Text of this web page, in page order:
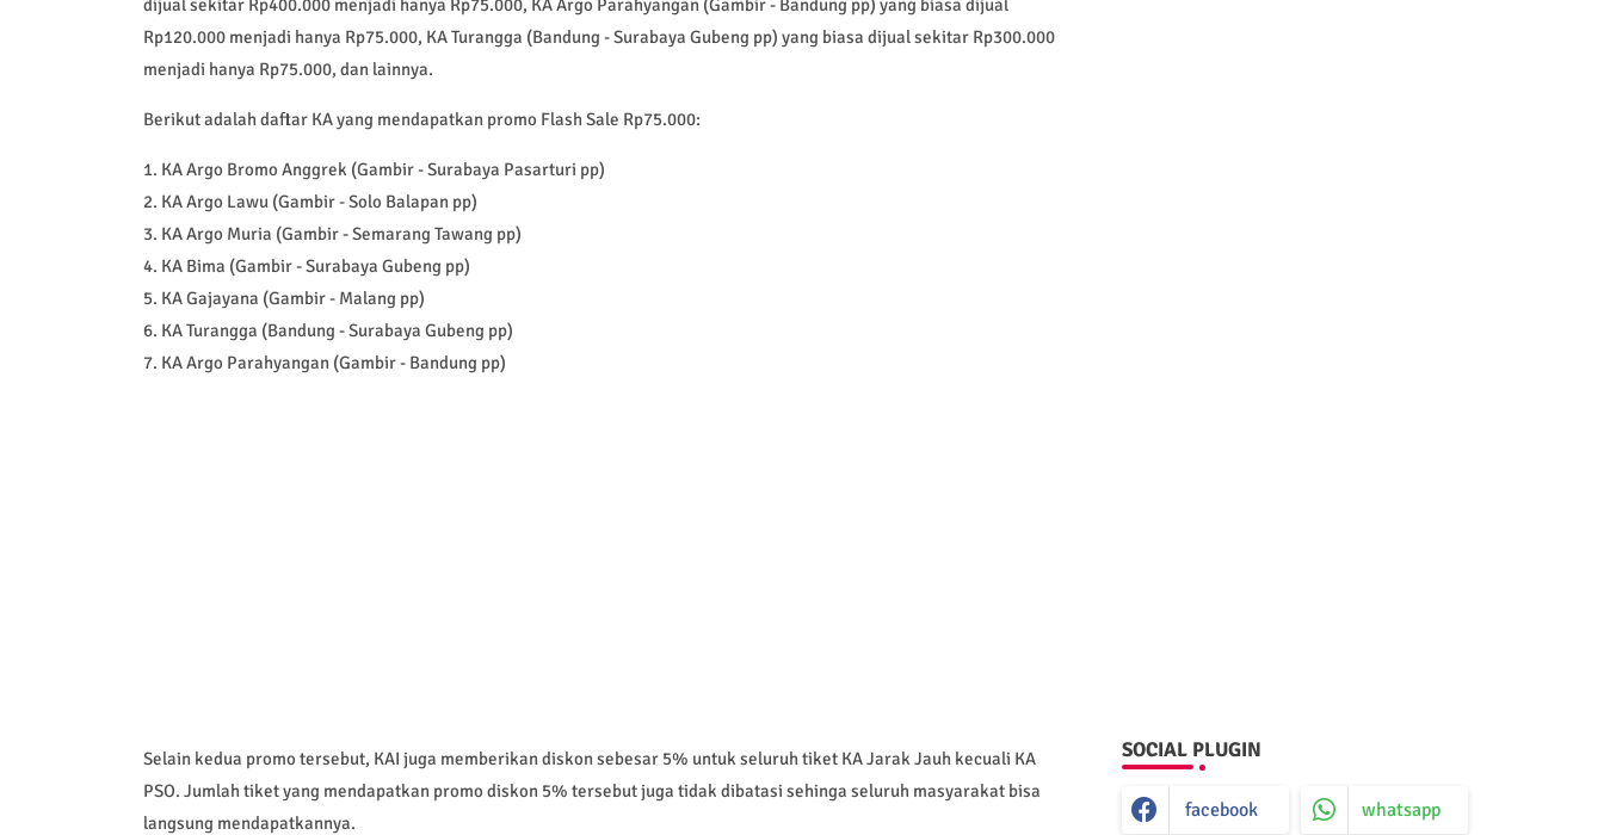
dijual sekitar Rp400.000 menjadi hanya Rp75.000, KA Argo Parahyangan (Gambir - Bandung pp) yang biasa dijual
Rp120.000 menjadi hanya Rp75.000, KA Turangga (Bandung - Surabaya Gubeng pp) yang biasa dijual sekitar Rp300.000
menjadi hanya Rp75.000, dan lainnya.
Berikut adalah daftar KA yang mendapatkan promo Flash Sale Rp75.000:
1. KA Argo Bromo Anggrek (Gambir - Surabaya Pasarturi pp)
2. KA Argo Lawu (Gambir - Solo Balapan pp)
3. KA Argo Muria (Gambir - Semarang Tawang pp)
4. KA Bima (Gambir - Surabaya Gubeng pp)
5. KA Gajayana (Gambir - Malang pp)
6. KA Turangga (Bandung - Surabaya Gubeng pp)
7. KA Argo Parahyangan (Gambir - Bandung pp)
Selain kedua promo tersebut, KAI juga memberikan diskon sebesar 5% untuk seluruh tiket KA Jarak Jauh kecuali KA
PSO. Jumlah tiket yang mendapatkan promo diskon 5% tersebut juga tidak dibatasi sehinga seluruh masyarakat bisa
langsung mendapatkannya.
SOCIAL PLUGIN
facebook whatsapp